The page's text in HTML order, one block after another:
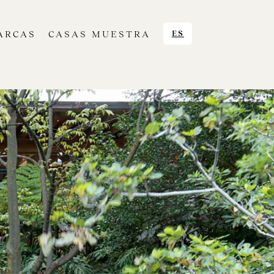
CASAS MUESTRA ES